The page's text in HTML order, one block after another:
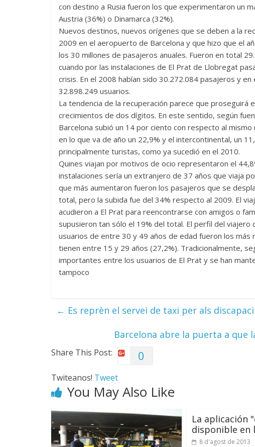
con destino a Rusia fueron los que experimentaron un
Austria (36%) o Dinamarca (32%).
Nuevos destinos, nuevos orígenes que se deben a la
2009 en el aeropuerto de Barcelona y que hizo que el
los 30 millones de pasajeros anuales. Fueron en total
cuando por las instalaciones de El Prat de Llobregat
crisis. En el 2008 habían sido 30.272.084 pasajeros y
32.898.249 usuarios.
La tendencia de la recuperación parece que
crecimientos de dos dígitos. En este sentido, según
Barcelona subió un 14 por ciento con respecto al
en lo que va de año un 22,9% y el intercontinental, un
principalmente turistas, como ya sucedió en el 2010.
Quines viajan por motivos de ocio representaron el
instalaciones sería un extranjero de 37 años que viaja
que más aumentaron fueron los pasajeros que se
total, pero la subida fue del 34% respecto al 2009. El
acudieron a El Prat para reencontrarse con amigos o
supusieron tan sólo el 19% del total. El perfil del viajero
usuarios de entre 30 y 49 años de edad fueron los
tienen entre 15 y 29 años (27,2%). Tradicionalmente,
importantes entre los usuarios de El Prat y se han
tampoco
← Es reprèn el servei de taxi per als
Barcelona abre la puerta a
Share This Post: 0
Twiteanos! Tweet
You May Also Like
La aplicación
disponible en
8 d'agost de 2013